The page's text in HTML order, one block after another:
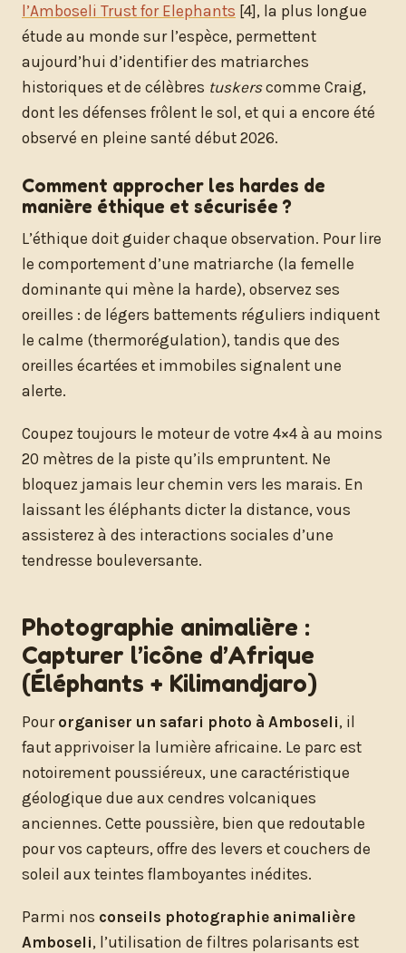
l’Amboseli Trust for Elephants [4], la plus longue
étude au monde sur l’espèce, permettent
aujourd’hui d’identifier des matriarches
historiques et de célèbres tuskerscomme Craig,
dont les défenses frôlent le sol, et qui a encore été
observé en pleine santé début 2026.
Comment approcher les hardes de
manière éthique et sécurisée ?
L’éthique doit guider chaque observation. Pour lire
le comportement d’une matriarche (la femelle
dominante qui mène la harde), observez ses
oreilles : de légers battements réguliers indiquent
le calme (thermorégulation), tandis que des
oreilles écartées et immobiles signalent une
alerte.
Coupez toujours le moteur de votre 4×4 à au moins
20 mètres de la piste qu’ils empruntent. Ne
bloquez jamais leur chemin vers les marais. En
laissant les éléphants dicter la distance, vous
assisterez à des interactions sociales d’une
tendresse bouleversante.
Photographie animalière :
Capturer l’icône d’Afrique
(Éléphants + Kilimandjaro)
Pour organiser un safari photo à Amboseli, il
faut apprivoiser la lumière africaine. Le parc est
notoirement poussiéreux, une caractéristique
géologique due aux cendres volcaniques
anciennes. Cette poussière, bien que redoutable
pour vos capteurs, offre des levers et couchers de
soleil aux teintes flamboyantes inédites.
Parmi nos conseils photographie animalière
Amboseli, l’utilisation de filtres polarisants est